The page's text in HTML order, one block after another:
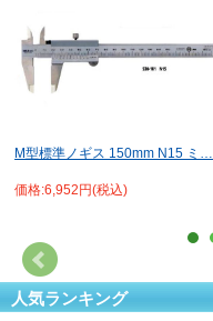
M型標準ノギス 150mm N15 ミ…
価格:6,952円(税込)
人気ランキング